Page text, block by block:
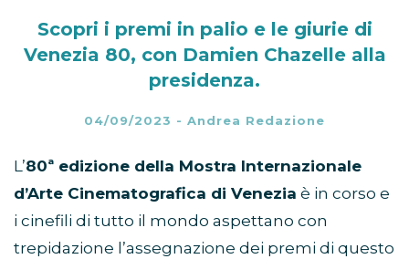
Scopri i premi in palio e le giurie di
Venezia 80, con Damien Chazelle alla
presidenza.
04/09/2023 - Andrea Redazione
L’80ª edizione della Mostra Internazionale
d’Arte Cinematografica di Venezia è in corso e
i cinefili di tutto il mondo aspettano con
trepidazione l’assegnazione dei premi di questo